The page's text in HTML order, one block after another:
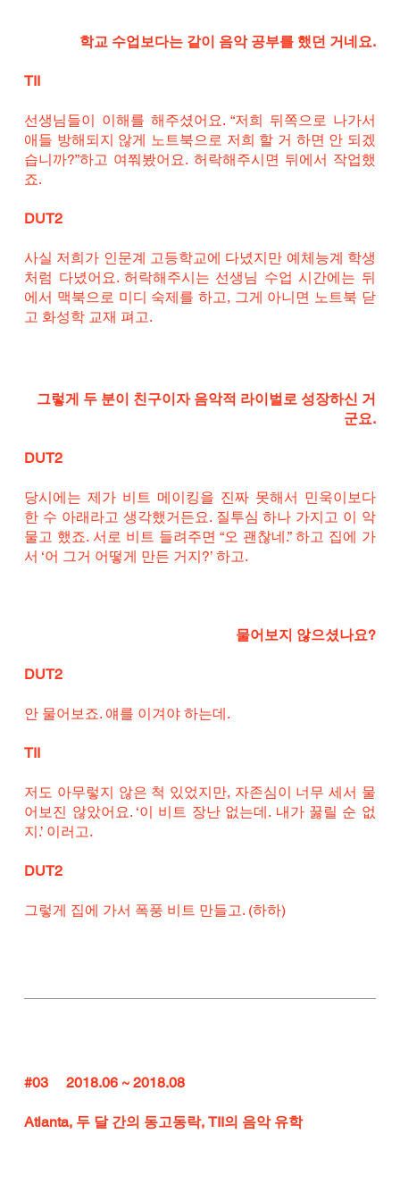
학교 수업보다는 같이 음악 공부를 했던 거네요.
TII
선생님들이 이해를 해주셨어요. “저희 뒤쪽으로 나가서
애들 방해되지 않게 노트북으로 저희 할 거 하면 안 되겠
습니까?”하고 여쭤봤어요. 허락해주시면 뒤에서 작업했
죠.
DUT2
사실 저희가 인문계 고등학교에 다녔지만 예체능계 학생
처럼 다녔어요. 허락해주시는 선생님 수업 시간에는 뒤
에서 맥북으로 미디 숙제를 하고, 그게 아니면 노트북 닫
고 화성학 교재 펴고.
그렇게 두 분이 친구이자 음악적 라이벌로 성장하신 거
군요.
DUT2
당시에는 제가 비트 메이킹을 진짜 못해서 민욱이보다
한 수 아래라고 생각했거든요. 질투심 하나 가지고 이 악
물고 했죠. 서로 비트 들려주면 “오 괜찮네.” 하고 집에 가
서 ‘어 그거 어떻게 만든 거지?’ 하고.
물어보지 않으셨나요?
DUT2
안 물어보죠. 얘를 이겨야 하는데.
TII
저도 아무렇지 않은 척 있었지만, 자존심이 너무 세서 물
어보진 않았어요. ‘이 비트 장난 없는데. 내가 꿇릴 순 없
지.’ 이러고.
DUT2
그렇게 집에 가서 폭풍 비트 만들고. (하하)
#03
     2018.06 ~ 2018.08
Atlanta, 두 달 간의 동고동락, TII의 음악 유학